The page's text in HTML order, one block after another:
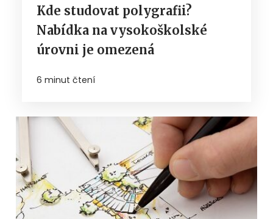
Kde studovat polygrafii?
Nabídka na vysokoškolské
úrovni je omezená
6 minut čtení